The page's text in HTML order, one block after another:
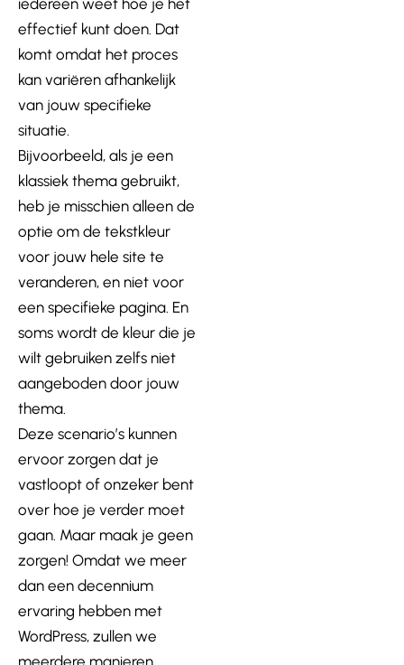
iedereen weet hoe je het
effectief kunt doen. Dat
komt omdat het proces
kan variëren afhankelijk
van jouw specifieke
situatie.
Bijvoorbeeld, als je een
klassiek thema gebruikt,
heb je misschien alleen de
optie om de tekstkleur
voor jouw hele site te
veranderen, en niet voor
een specifieke pagina. En
soms wordt de kleur die je
wilt gebruiken zelfs niet
aangeboden door jouw
thema.
Deze scenario’s kunnen
ervoor zorgen dat je
vastloopt of onzeker bent
over hoe je verder moet
gaan. Maar maak je geen
zorgen! Omdat we meer
dan een decennium
ervaring hebben met
WordPress, zullen we